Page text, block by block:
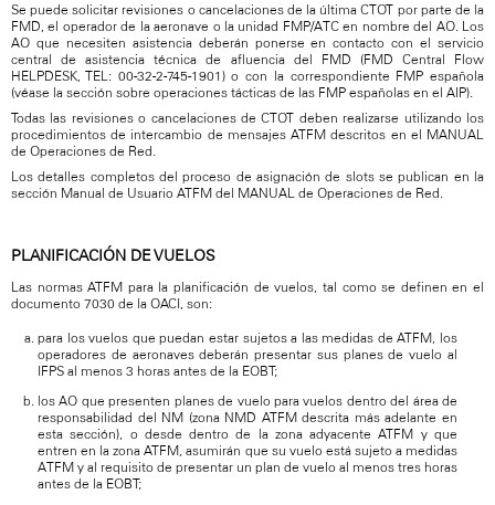
Se puede solicitar revisiones o cancelaciones de la última CTOT por parte de la
FMD, el operador de la aeronave o la unidad FMP/ATC en nombre del AO. Los
AO que necesiten asistencia deberán ponerse en contacto con el servicio
central de asistencia técnica de afluencia del FMD (FMD Central Flow
HELPDESK, TEL: 00-32-2-745-1901) o con la correspondiente FMP española
(véase la sección sobre operaciones tácticas de las FMP españolas en el AIP).
Todas las revisiones o cancelaciones de CTOT deben realizarse utilizando los
procedimientos de intercambio de mensajes ATFM descritos en el MANUAL
de Operaciones de Red.
Los detalles completos del proceso de asignación de slots se publican en la
sección Manual de Usuario ATFM del MANUAL de Operaciones de Red.
PLANIFICACIÓN DE VUELOS
Las normas ATFM para la planificación de vuelos, tal como se definen en el
documento 7030 de la OACI, son:
para los vuelos que puedan estar sujetos a las medidas de ATFM, los
operadores de aeronaves deberán presentar sus planes de vuelo al
IFPS al menos 3 horas antes de la EOBT;
los AO que presenten planes de vuelo para vuelos dentro del área de
responsabilidad del NM (zona NMD ATFM descrita más adelante en
esta sección), o desde dentro de la zona adyacente ATFM y que
entren en la zona ATFM, asumirán que su vuelo está sujeto a medidas
ATFM y al requisito de presentar un plan de vuelo al menos tres horas
antes de la EOBT;